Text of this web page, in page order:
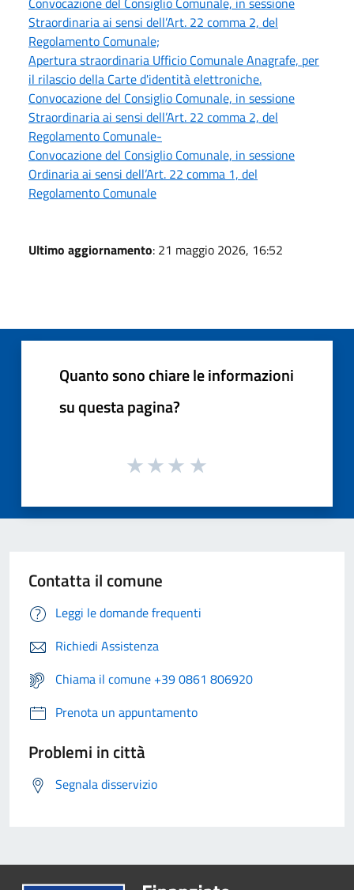
Straordinaria ai sensi dell’Art. 22 comma 2, del
Regolamento Comunale;
Apertura straordinaria Ufficio Comunale Anagrafe, per
il rilascio della Carte d'identità elettroniche.
Convocazione del Consiglio Comunale, in sessione
Straordinaria ai sensi dell’Art. 22 comma 2, del
Regolamento Comunale-
Convocazione del Consiglio Comunale, in sessione
Ordinaria ai sensi dell’Art. 22 comma 1, del
Regolamento Comunale
Ultimo aggiornamento: 21 maggio 2026, 16:52
Quanto sono chiare le informazioni
su questa pagina?
Contatta il comune
Leggi le domande frequenti
Richiedi Assistenza
Chiama il comune +39 0861 806920
Prenota un appuntamento
Problemi in città
Segnala disservizio